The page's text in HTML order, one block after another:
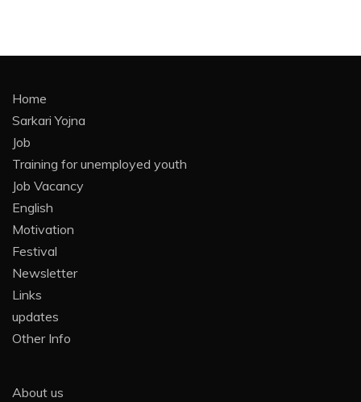
Home
Sarkari Yojna
Job
Training for unemployed youth
Job Vacancy
English
Motivation
Festival
Newsletter
Links
updates
Other Info
About us